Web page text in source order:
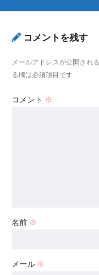
コメントを残す
メールアドレスが公開され
る欄は必須項目です
コメント ※
名前 ※
メール ※